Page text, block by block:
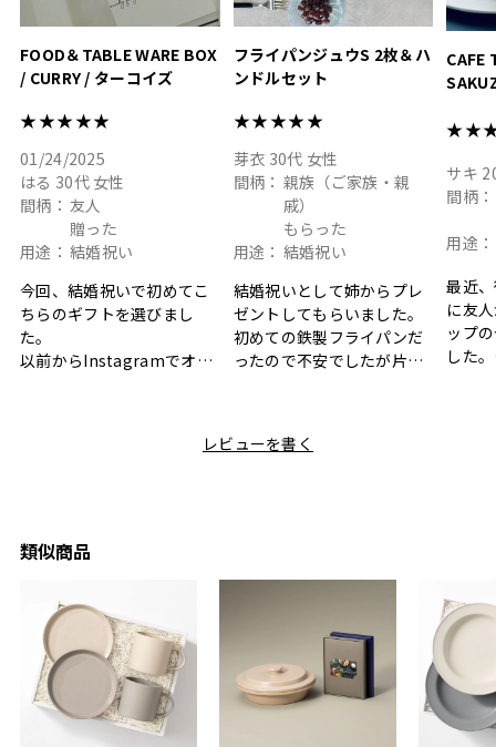
FOOD＆TABLE WARE BOX
/ CURRY / ターコイズ
★★★★★
01/24/2025
はる 30代 女性
間柄： 友人
贈った
用途： 結婚祝い
今回、結婚祝いで初めてこ
ちらのギフトを選びまし
た。
以前からInstagramでオシ
と大好きなカレーのセット
ちらも大変気に入ったと写
を選んでよかったし他の友
人にもお勧めしたいと感じ
ました。
また、こちら不注意でメー
ルアドレスを誤って入力し
フライパンジュウS 2枚＆ハ
ンドルセット
★★★★★
芽衣 30代 女性
間柄： 親族（ご家族・親
戚）
もらった
用途： 結婚祝い
結婚祝いとして姉からプレ
ゼントしてもらいました。
初めての鉄製フライパンだ
ったので不安でしたが片手
利です。洗い物も減って一
CAFE
サキ
間柄：
用途：
最近
に友
ップ
した。
す。
レビューを書く
類似商品